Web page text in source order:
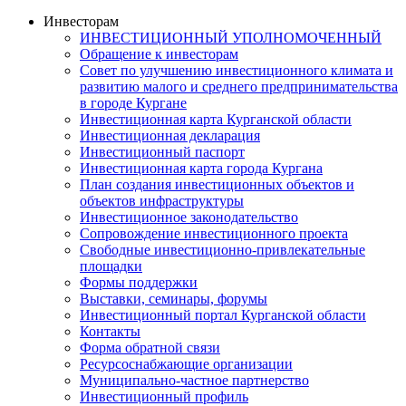
Инвесторам
ИНВЕСТИЦИОННЫЙ УПОЛНОМОЧЕННЫЙ
Обращение к инвесторам
Совет по улучшению инвестиционного климата и
развитию малого и среднего предпринимательства
в городе Кургане
Инвестиционная карта Курганской области
Инвестиционная декларация
Инвестиционный паспорт
Инвестиционная карта города Кургана
План создания инвестиционных объектов и
объектов инфраструктуры
Инвестиционное законодательство
Сопровождение инвестиционного проекта
Свободные инвестиционно-привлекательные
площадки
Формы поддержки
Выставки, семинары, форумы
Инвестиционный портал Курганской области
Контакты
Форма обратной связи
Ресурсоснабжающие организации
Муниципально-частное партнерство
Инвестиционный профиль